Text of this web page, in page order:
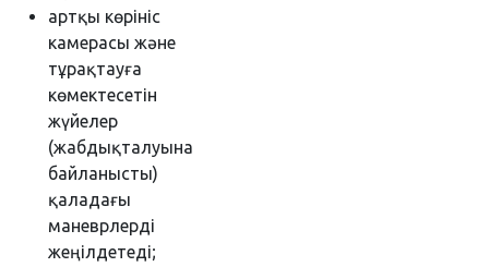
артқы көрініс
камерасы және
тұрақтауға
көмектесетін
жүйелер
(жабдықталуына
байланысты)
қаладағы
маневрлерді
жеңілдетеді;